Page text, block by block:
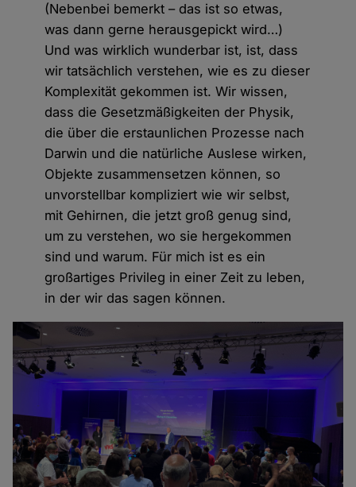
(Nebenbei bemerkt – das ist so etwas,
was dann gerne herausgepickt wird…)
Und was wirklich wunderbar ist, ist, dass
wir tatsächlich verstehen, wie es zu dieser
Komplexität gekommen ist. Wir wissen,
dass die Gesetzmäßigkeiten der Physik,
die über die erstaunlichen Prozesse nach
Darwin und die natürliche Auslese wirken,
Objekte zusammensetzen können, so
unvorstellbar kompliziert wie wir selbst,
mit Gehirnen, die jetzt groß genug sind,
um zu verstehen, wo sie hergekommen
sind und warum. Für mich ist es ein
großartiges Privileg in einer Zeit zu leben,
in der wir das sagen können.